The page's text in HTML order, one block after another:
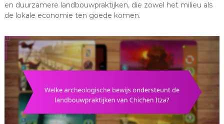
en duurzamere landbouwpraktijken, die zowel het milieu als
de lokale economie ten goede komen.